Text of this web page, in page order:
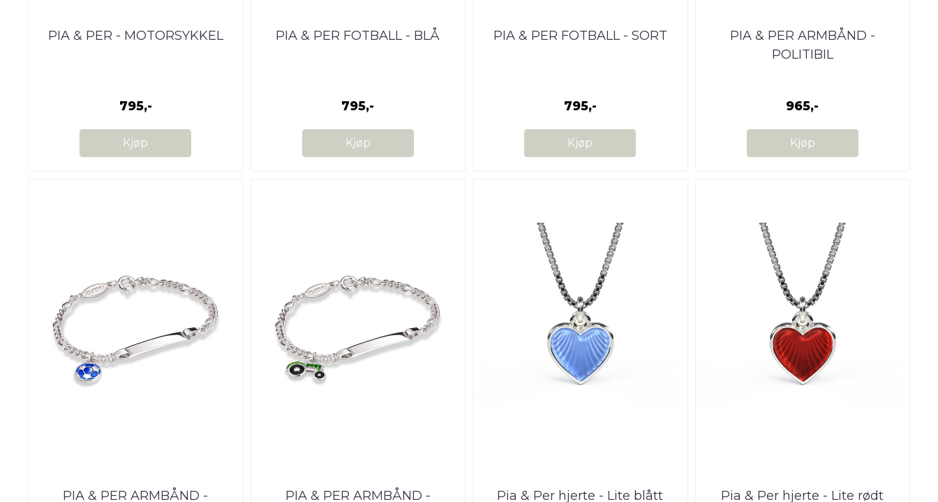
PIA & PER - MOTORSYKKEL
795,-
Kjøp
PIA & PER FOTBALL - BLÅ
795,-
Kjøp
PIA & PER FOTBALL - SORT
795,-
Kjøp
PIA & PER ARMBÅND -
POLITIBIL
965,-
Kjøp
PIA & PER ARMBÅND -
PIA & PER ARMBÅND -
Pia & Per hjerte - Lite blått Pia & Per hjerte - Lite rødt